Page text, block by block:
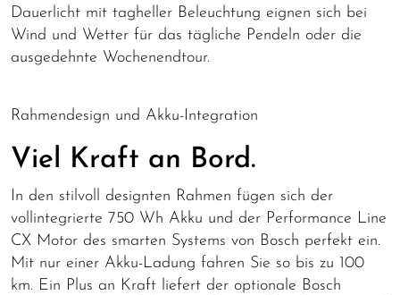
Dauerlicht mit tagheller Beleuchtung eignen sich bei
Wind und Wetter für das tägliche Pendeln oder die
ausgedehnte Wochenendtour.
Rahmendesign und Akku-Integration
Viel Kraft an Bord.
In den stilvoll designten Rahmen fügen sich der
vollintegrierte 750 Wh Akku und der Performance Line
CX Motor des smarten Systems von Bosch perfekt ein.
Mit nur einer Akku-Ladung fahren Sie so bis zu 100
km. Ein Plus an Kraft liefert der optionale Bosch